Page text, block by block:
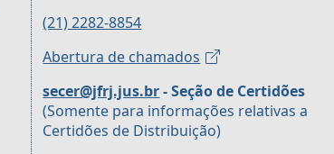
(21) 2282-8854
Abertura de chamados
secer@jfrj.jus.br- Seção de Certidões
(Somente para informações relativas a
Certidões de Distribuição)